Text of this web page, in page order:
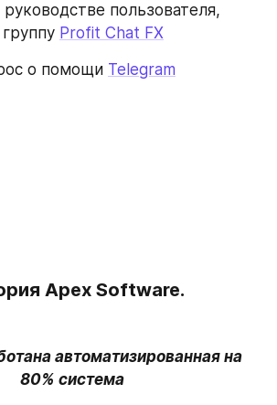
пользователя,
Profit Chat FX
о помощи Telegram
Apex Software.
автоматизированная на